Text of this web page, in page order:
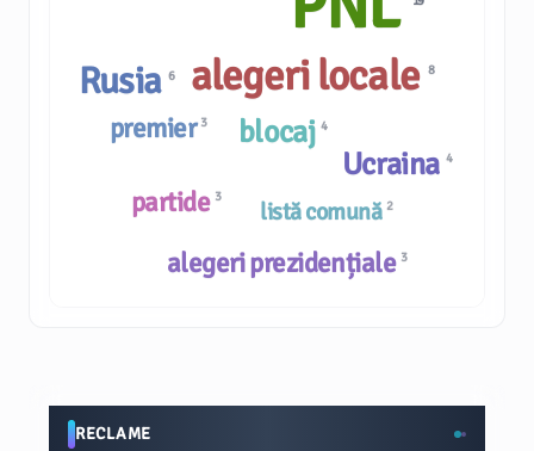
listă comună 2
partide 3
Ucraina 4
Rusia6
premier3
alegeri locale 8
blocaj4
alegeri prezidențiale 3
RECLAME